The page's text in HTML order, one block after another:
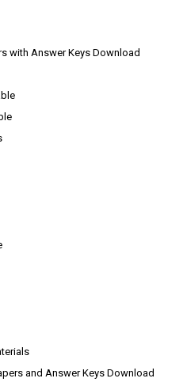
with Answer Keys Download
and Answer Keys Download